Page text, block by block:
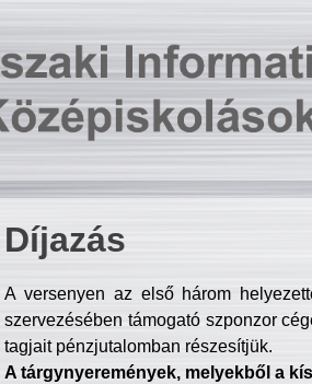
Díjazás
A versenyen az első három
szervezésében támogató szponzor
tagjait pénzjutalomban részesítjük.
A tárgynyeremények, melyekből a